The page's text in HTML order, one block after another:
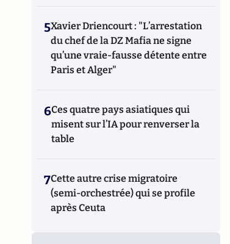
5Xavier Driencourt : "L’arrestation
du chef de la DZ Mafia ne signe
qu’une vraie-fausse détente entre
Paris et Alger"
6Ces quatre pays asiatiques qui
misent sur l’IA pour renverser la
table
7Cette autre crise migratoire
(semi-orchestrée) qui se profile
après Ceuta